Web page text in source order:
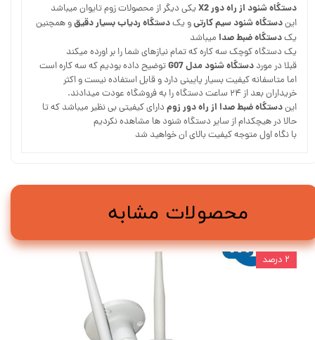
دستگاه شنود از راه دور X2
یکی دیگر از محصولات زوم تایوان میباشد
ایندستگاه شنود سیم کارتیو یکدستگاه ردیاب بسیار دقیقو همچنین
یکدستگاه ضبط صدا میباشد
یک دستگاه کوچک سه کاره که تمام نیازهای شما را بر اورده میکند
قبلا در مورد دستگاه شنود مدل G07
توضیح داده بودیم که سه کاره است
اما متاسفانه کیفیت بسیار پایینی دارد و قابل استفاده نیست و اکثر
خریداران بعد از ۲۴ ساعت دستگاه را به فروشگاه عودت میدادند.
ایندستگاه ضبط صدا از راه دور زوم دارای کیفیتی بی نظیر میباشد که تا
حالا در هیچکدام از سایر دستگاه شنود ها مشاهده نکردیم
با نگاه اول متوجه کیفیت بالای ان خواهید شد
۲ درصد
محصولات مشابه